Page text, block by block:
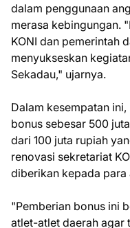
dalam penggunaan
merasa kebingungan.
KONI dan pemerintah
menyukseskan
Sekadau," ujarnya.
Dalam kesempatan
bonus sebesar 500
dari 100 juta rupiah
renovasi sekretariat
diberikan kepada para
"Pemberian bonus ini
atlet-atlet daerah agar